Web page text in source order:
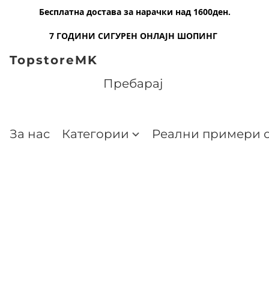
Бесплатна достава за нарачки над 1600ден.
7 ГОДИНИ СИГУРЕН ОНЛАЈН ШОПИНГ
TopstoreMK
За нас Категории Реални примери